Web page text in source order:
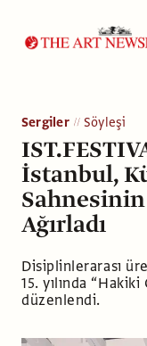
Sergiler Söyleşi
İstanbul,
Ağırladı
Disiplinlerarası
15. yılında
düzenlendi.